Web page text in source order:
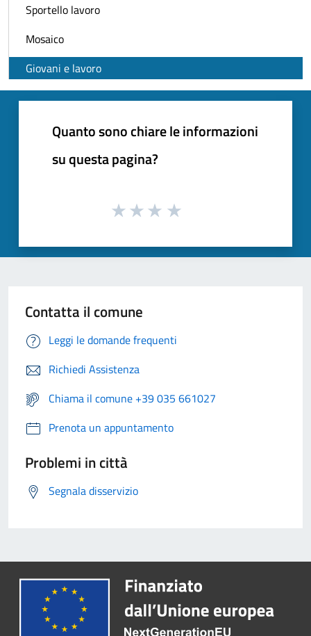
Sportello lavoro
Mosaico
Giovani e lavoro
Quanto sono chiare le informazioni
su questa pagina?
Contatta il comune
Leggi le domande frequenti
Richiedi Assistenza
Chiama il comune +39 035 661027
Prenota un appuntamento
Problemi in città
Segnala disservizio